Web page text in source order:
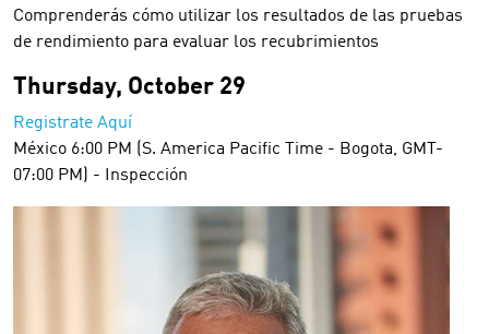
Comprenderás cómo utilizar los resultados de las pruebas
de rendimiento para evaluar los recubrimientos
Thursday, October 29
Registrate Aquí
México 6:00 PM (S. America Pacific Time - Bogota, GMT-
07:00 PM) - Inspección